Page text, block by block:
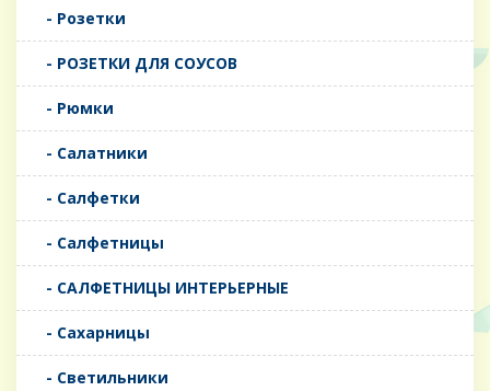
- Розетки
- РОЗЕТКИ ДЛЯ СОУСОВ
- Рюмки
- Салатники
- Салфетки
- Салфетницы
- САЛФЕТНИЦЫ ИНТЕРЬЕРНЫЕ
- Сахарницы
- Светильники